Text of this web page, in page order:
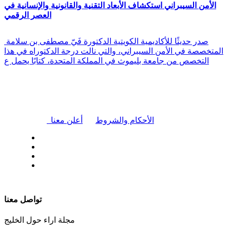
الأمن السيبراني استكشاف الأبعاد التقنية والقانونية والإنسانية في
العصر الرقمي
المتخصصة في الأمن السيبراني، والتي نالت درجة الدكتوراه في هذا
التخصص من جامعة بليموث في المملكة المتحدة، كتابًا يحمل ع
أعلن معنا الأحكام والشروط
تواصل معنا
مجلة اراء حول الخليج